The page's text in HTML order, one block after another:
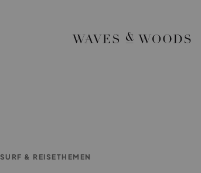
SURF & REISETHEMEN